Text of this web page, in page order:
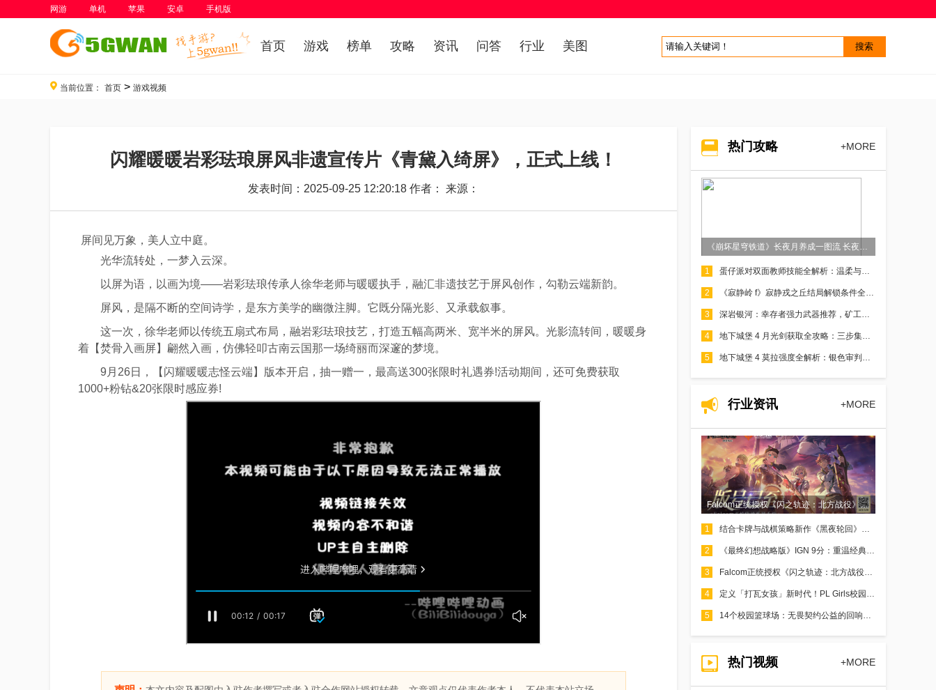
网游 单机 苹果 安卓 手机版
首页 游戏 榜单 攻略 资讯 问答 行业 美图
当前位置： 首页 > 游戏视频
闪耀暖暖岩彩珐琅屏风非遗宣传片《青黛入绮屏》，正式上线！
发表时间：2025-09-25 12:20:18 作者： 来源：
屏间见万象，美人立中庭。
光华流转处，一梦入云深。
以屏为语，以画为境——岩彩珐琅传承人徐华老师与暖暖执手，融汇非遗技艺于屏风创作，勾勒云端新韵。
屏风，是隔不断的空间诗学，是东方美学的幽微注脚。它既分隔光影、又承载叙事。
这一次，徐华老师以传统五扇式布局，融岩彩珐琅技艺，打造五幅高两米、宽半米的屏风。光影流转间，暖暖身
着【焚骨入画屏】翩然入画，仿佛轻叩古南云国那一场绮丽而深邃的梦境。
9月26日，【闪耀暖暖志怪云端】版本开启，抽一赠一，最高送300张限时礼遇券!活动期间，还可免费获取
1000+粉钻&20张限时感应券!
热门攻略 +MORE
《崩坏星穹铁道》长夜月养成一图流 长夜月抽取建议
1 蛋仔派对双面教师技能全解析：温柔与严格的全能派对搭档
2 《寂静岭 f》寂静戎之丘结局解锁条件全攻略：真结局的关键要点解析
3 深岩银河：幸存者强力武器推荐，矿工再也不怕虫潮了！
4 地下城堡 4 月光剑获取全攻略：三步集齐道具，激活皎月神兵
5 地下城堡 4 莫拉强度全解析：银色审判的实战价值指南
行业资讯 +MORE
Falcom正统授权《闪之轨迹：北方战役》正式获批版号
1 结合卡牌与战棋策略新作《黑夜轮回》推出游戏试玩版
2 《最终幻想战略版》IGN 9分：重温经典的最佳途径！
3 Falcom正统授权《闪之轨迹：北方战役》正式获批版号
4 定义「打瓦女孩」新时代！PL Girls校园电竞女神联赛集结完毕！
5 14个校园篮球场：无畏契约公益的回响刚刚开始
热门视频 +MORE